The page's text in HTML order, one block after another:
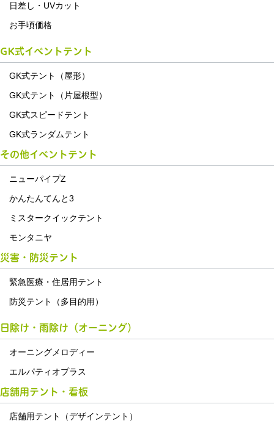
日差し・UVカット
お手頃価格
GK式イベントテント
GK式テント（屋形）
GK式テント（片屋根型）
GK式スピードテント
GK式ランダムテント
その他イベントテント
ニューパイプZ
かんたんてんと3
ミスタークイックテント
モンタニヤ
災害・防災テント
緊急医療・住居用テント
防災テント（多目的用）
日除け・雨除け（オーニング）
オーニングメロディー
エルパティオプラス
店舗用テント・看板
店舗用テント（デザインテント）